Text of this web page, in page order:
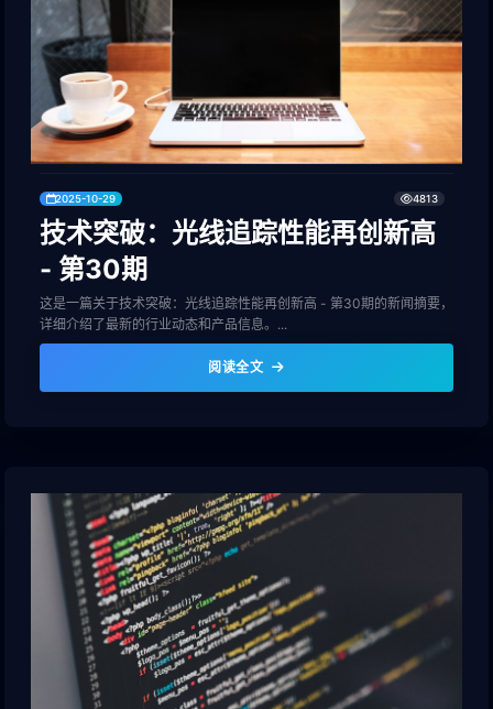
2025-10-29 4813
技术突破：光线追踪性能再创新高
- 第30期
这是一篇关于技术突破：光线追踪性能再创新高 - 第30期的新闻摘要，
详细介绍了最新的行业动态和产品信息。...
阅读全文